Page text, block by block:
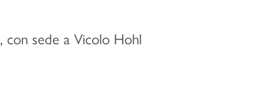
, con sede a Vicolo Hohl